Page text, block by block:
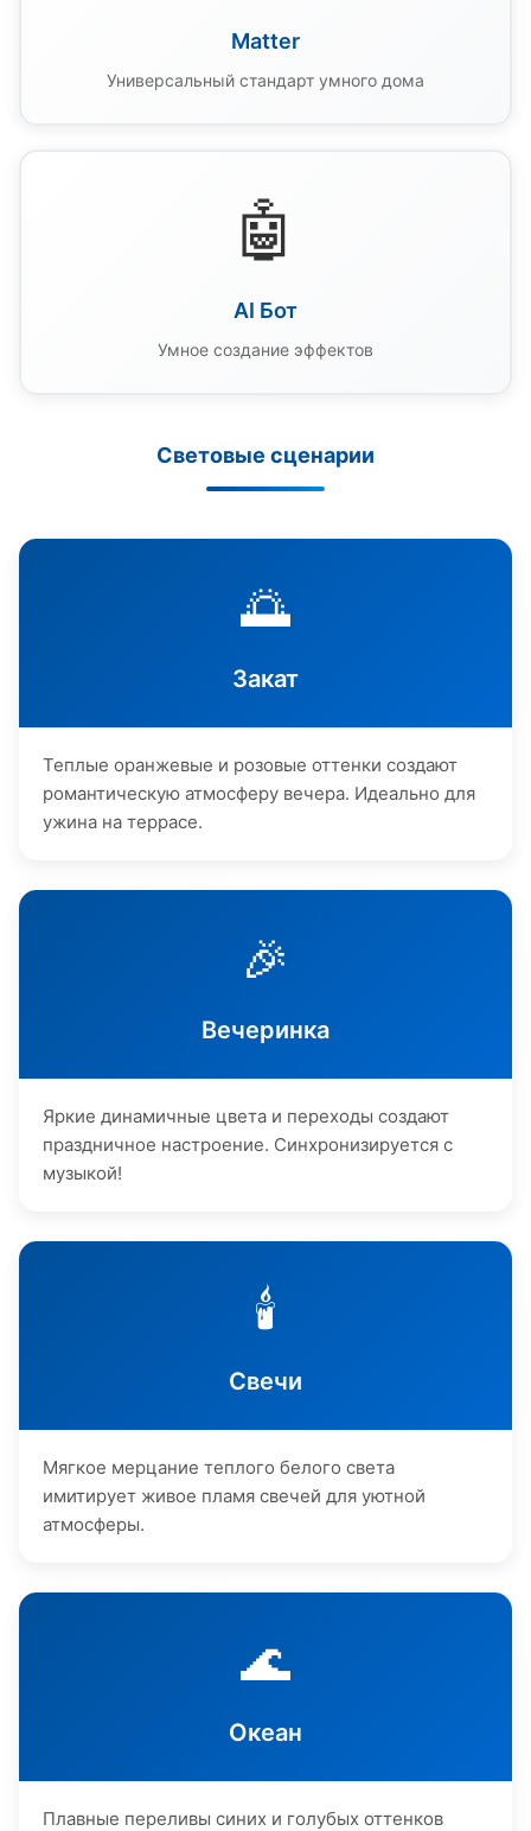
Matter
Универсальный стандарт умного дома
🤖
AI Бот
Умное создание эффектов
Световые сценарии
🌅
Закат
Теплые оранжевые и розовые оттенки создают
романтическую атмосферу вечера. Идеально для
ужина на террасе.
🎉
Вечеринка
Яркие динамичные цвета и переходы создают
праздничное настроение. Синхронизируется с
музыкой!
🕯️
Свечи
Мягкое мерцание теплого белого света
имитирует живое пламя свечей для уютной
атмосферы.
🌊
Океан
Плавные переливы синих и голубых оттенков